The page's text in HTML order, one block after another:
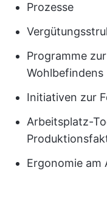
Prozesse
Programme
Initiativen zur
Arbeitsplatz-
Ergonomie am